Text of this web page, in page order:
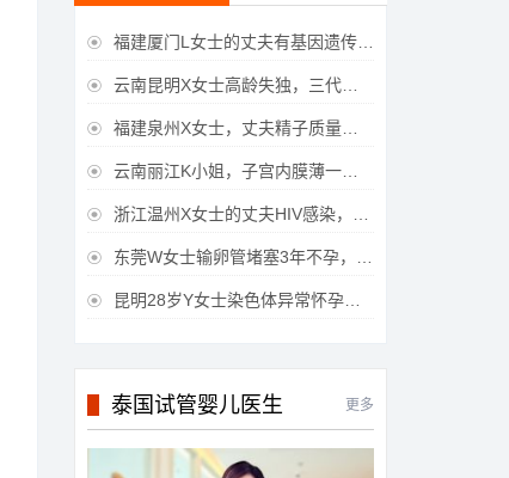
 福建厦门L女士的丈夫有基因遗传疾病，三代试管生育健康宝宝
 云南昆明X女士高龄失独，三代试管助她重获女儿
 福建泉州X女士，丈夫精子质量差，三代试管获得男宝宝
 云南丽江K小姐，子宫内膜薄一直未孕，三代试管一次成功获得
 浙江温州X女士的丈夫HIV感染，三代试管成功获得女宝宝
 东莞W女士输卵管堵塞3年不孕，泰国三代试管喜获
 昆明28岁Y女士染色体异常怀孕难，泰国三代试管成功好孕
泰国试管婴儿医生 更多